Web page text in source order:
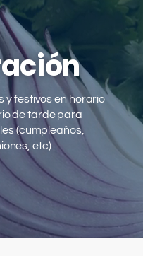
y festivos en horario
de tarde para
(cumpleaños,
etc)